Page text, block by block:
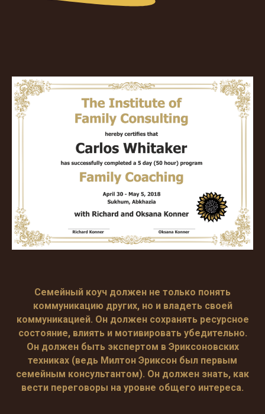
Семейный коуч должен не только понять
коммуникацию других, но и владеть своей
коммуникацией. Он должен сохранять ресурсное
состояние, влиять и мотивировать убедительно.
Он должен быть экспертом в Эриксоновских
техниках (ведь Милтон Эриксон был первым
семейным консультантом). Он должен знать, как
вести переговоры на уровне общего интереса.